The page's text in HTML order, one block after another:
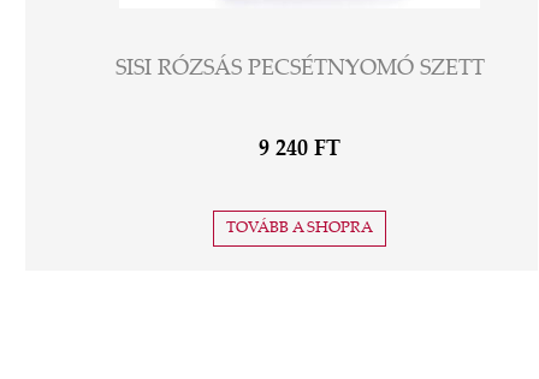
SISI RÓZSÁS PECSÉTNYOMÓ SZETT
9 240 FT
TOVÁBB A SHOPRA